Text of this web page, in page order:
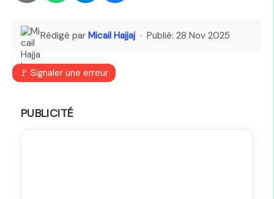
Rédigé par Micail Hajjaj · Publié: 28 Nov 2025
🚩 Signaler une erreur
PUBLICITÉ